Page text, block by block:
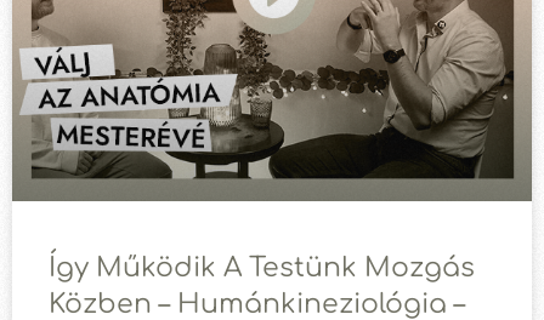
Így Működik A Testünk Mozgás
Közben – Humánkineziológia –